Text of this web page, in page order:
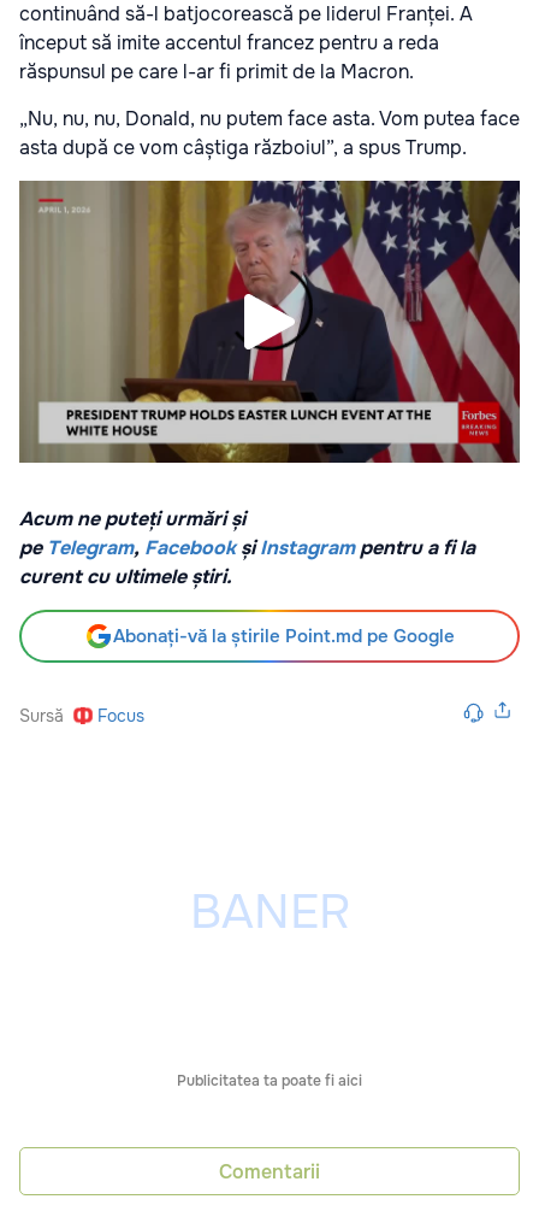
continuând să-l batjocorească pe liderul Franței. A
început să imite accentul francez pentru a reda
răspunsul pe care l-ar fi primit de la Macron.
„Nu, nu, nu, Donald, nu putem face asta. Vom putea face
asta după ce vom câștiga războiul”, a spus Trump.
Acum ne puteți urmări și
pe Telegram, Facebook șiInstagrampentru a fi la
curent cu ultimele știri.
Abonați-vă la știrile Point.md pe Google
Sursă Focus
Publicitatea ta poate fi aici
Comentarii